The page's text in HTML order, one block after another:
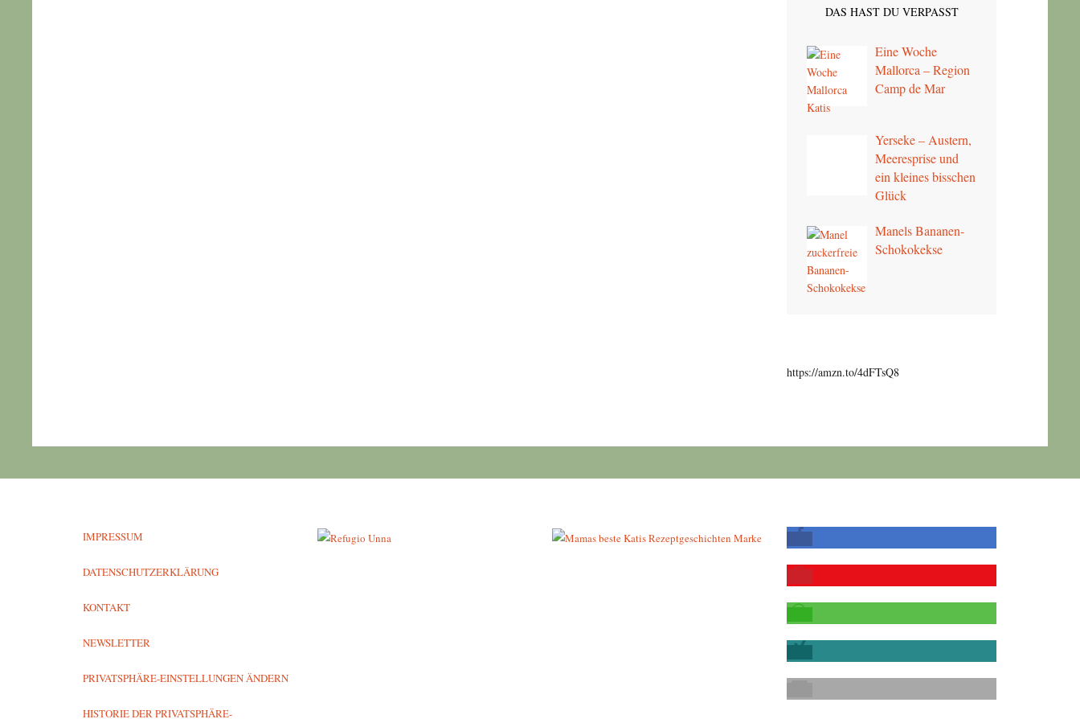
DAS HAST DU VERPASST
Eine Woche
Mallorca – Region
Camp de Mar
Yerseke – Austern,
Meeresprise und
ein kleines bisschen
Glück
Manels Bananen-
Schokokekse
https://amzn.to/4dFTsQ8
IMPRESSUM
DATENSCHUTZERKLÄRUNG
KONTAKT
NEWSLETTER
PRIVATSPHÄRE-EINSTELLUNGEN ÄNDERN
HISTORIE DER PRIVATSPHÄRE-